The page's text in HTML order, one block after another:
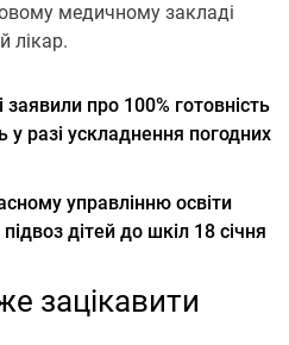
медичному закладі
лікар.
про 100% готовність
разі ускладнення погодних
управлінню освіти
дітей до шкіл 18 січня
зацікавити